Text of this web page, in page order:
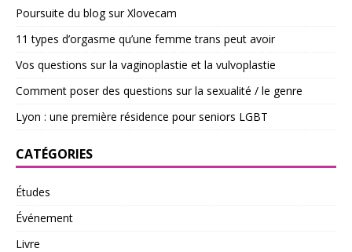
Poursuite du blog sur Xlovecam
11 types d’orgasme qu’une femme trans peut avoir
Vos questions sur la vaginoplastie et la vulvoplastie
Comment poser des questions sur la sexualité / le genre
Lyon : une première résidence pour seniors LGBT
CATÉGORIES
Études
Événement
Livre